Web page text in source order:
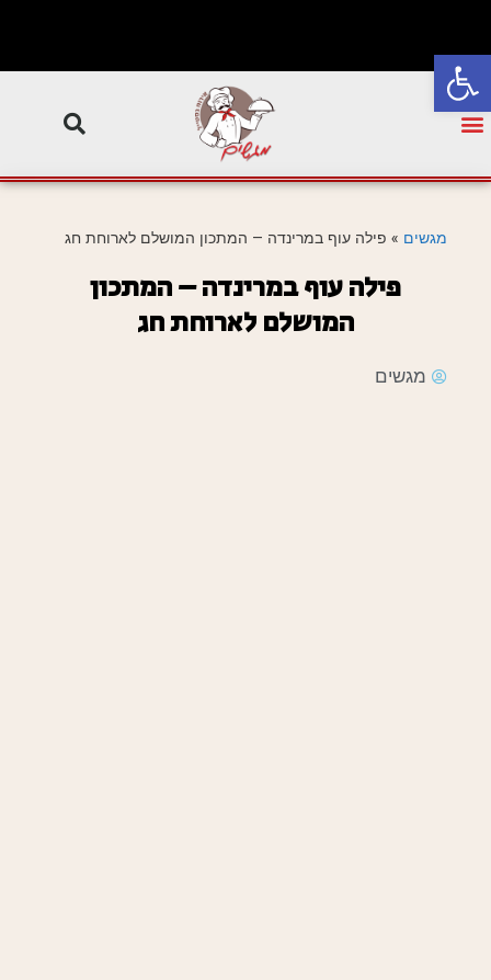
פתח סרגל נגישות
מגשים » פילה עוף במרינדה – המתכון המושלם לארוחת חג
פילה עוף במרינדה – המתכון
המושלם לארוחת חג
מגשים